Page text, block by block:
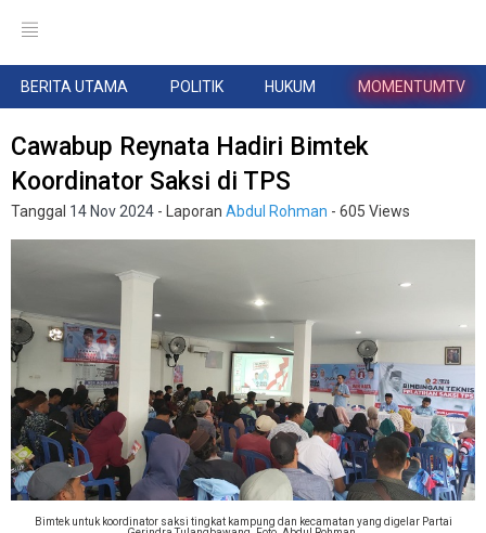
BERITA UTAMA POLITIK HUKUM MOMENTUMTV
Cawabup Reynata Hadiri Bimtek
Koordinator Saksi di TPS
Tanggal 14 Nov 2024 - Laporan Abdul Rohman - 605 Views
Bimtek untuk koordinator saksi tingkat kampung dan kecamatan yang digelar Partai